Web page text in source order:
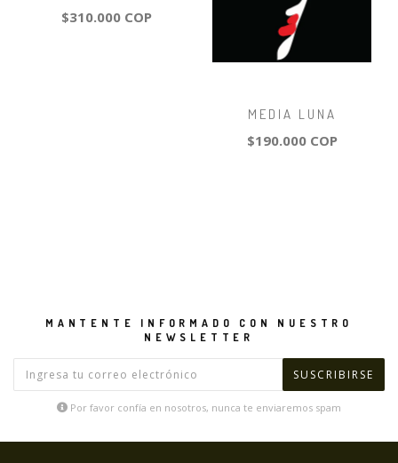
$310.000 COP
MEDIA LUNA
$190.000 COP
MANTENTE INFORMADO CON NUESTRO
NEWSLETTER
Por favor confía en nosotros, nunca te enviaremos spam